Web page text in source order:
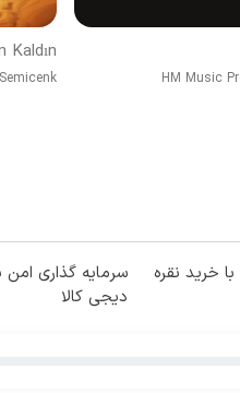
HM Music
Kaldın
Semicenk
خرید نقره
سرمایه گذاری امن
دیجی کالا